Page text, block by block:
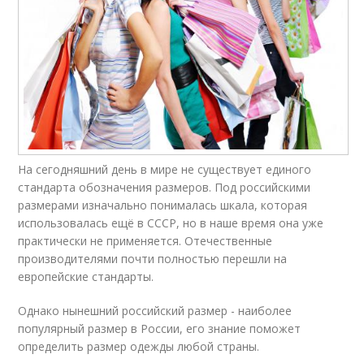
На сегодняшний день в мире не существует единого
стандарта обозначения размеров. Под российскими
размерами изначально понималась шкала, которая
использовалась ещё в СССР, но в наше время она уже
практически не применяется. Отечественные
производителями почти полностью перешли на
европейские стандарты.
Однако нынешний российский размер - наиболее
популярный размер в России, его знание поможет
определить размер одежды любой страны.